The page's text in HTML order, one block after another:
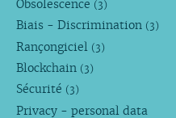
Obsolescence (3)
Biais - Discrimination (3)
Rançongiciel (3)
Blockchain (3)
Sécurité (3)
Privacy - personal data